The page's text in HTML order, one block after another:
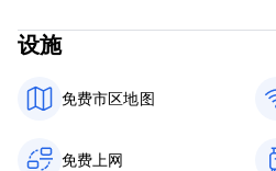
外，对于携带小孩旅行的客人，酒店
供加床。 (Auto-translated from
设施
免费市区地图
免费上网